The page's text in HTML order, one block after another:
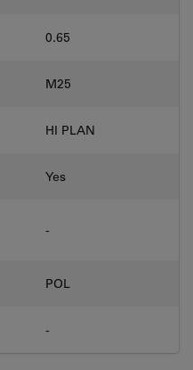
0.65
M25
HI PLAN
Yes
-
POL
-